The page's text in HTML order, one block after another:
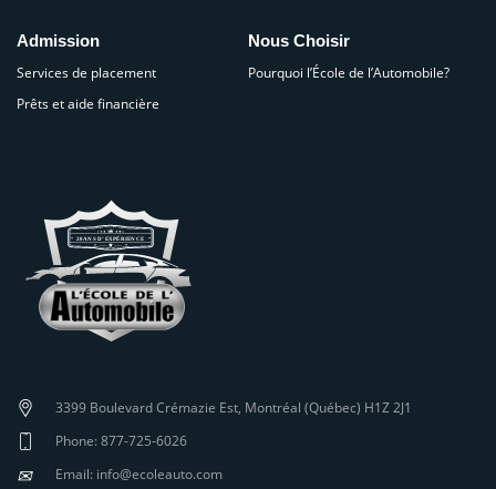
3399 Boulevard Crémazie Est, Montréal (Québec) H1Z 2J1
Phone: 877-725-6026
✉ Email: info@ecoleauto.com
Admission
Services de placement
Prêts et aide financière
Nous Choisir
Pourquoi l’École de l’Automobile?